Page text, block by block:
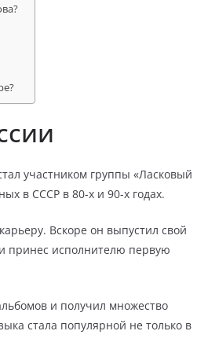
участником группы «Ласковый
в СССР в 80-х и 90-х годах.
Вскоре он выпустил свой
принес исполнителю первую
и получил множество
стала популярной не только в